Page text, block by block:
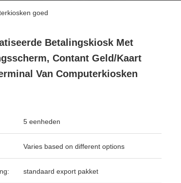
goed
Betalingskiosk Met
Contant Geld/Kaart
Van Computerkiosken
5 eenheden
Varies based on different options
standaard export pakket